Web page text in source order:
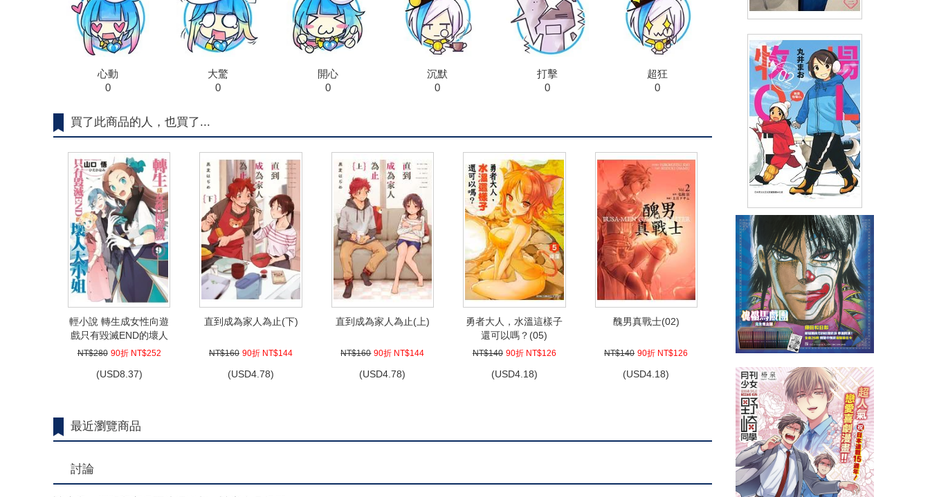
心動
0
大驚
0
開心
0
沉默
0
打擊
0
超狂
0
買了此商品的人，也買了...
輕小說 轉生成女性向遊
戲只有毀滅END的壞人
大小姐(09)限定版
NT$280 90折 NT$252
(USD8.37)
直到成為家人為止(下)
NT$160 90折 NT$144
(USD4.78)
直到成為家人為止(上)
NT$160 90折 NT$144
(USD4.78)
勇者大人，水溫這樣子
還可以嗎？(05)
NT$140 90折 NT$126
(USD4.18)
醜男真戰士(02)
NT$140 90折 NT$126
(USD4.18)
最近瀏覽商品
討論
和風喫茶鹿楓堂(03)
NT$140 90折 NT$126 (USD4.18)
牧場OL(02)
NT$130 90折 NT$117 (USD3.88)